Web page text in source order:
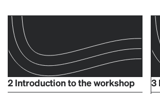
2 Introduction to the workshop 3